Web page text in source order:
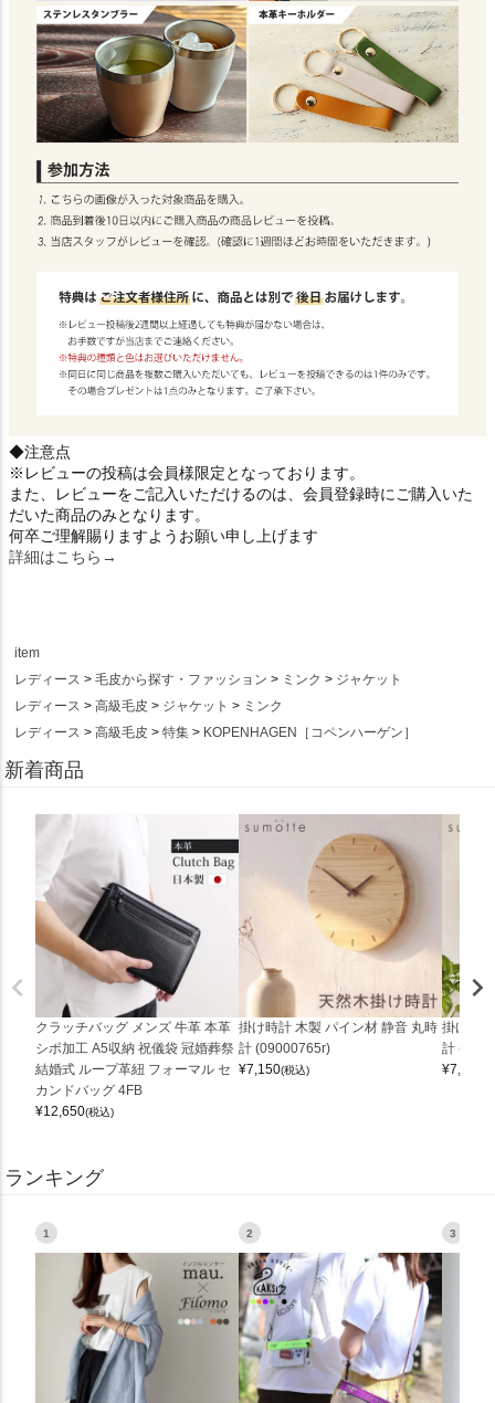
◆注意点
※レビューの投稿は会員様限定となっております。
また、レビューをご記入いただけるのは、会員登録時にご購入いた
だいた商品のみとなります。
何卒ご理解賜りますようお願い申し上げます
詳細はこちら→
item
レディース
毛皮から探す・ファッション ミンク
ジャケット
レディース
高級毛皮 ジャケット
ミンク
レディース
高級毛皮 特集 KOPENHAGEN［コペンハーゲン］
新着商品
クラッチバッグ メンズ 牛革 本革
シボ加工 A5収納 祝儀袋 冠婚葬祭
結婚式 ループ革紐 フォーマル セ
カンドバッグ 4FB
¥12,650(税込)
掛け時計 木製 パイン材 静音 丸時
計 (09000765r)
¥7,150(税込)
掛け時
計
¥7,150
ランキング
1 2 3